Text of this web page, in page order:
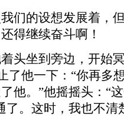
的设想发展着，但
得继续奋斗啊！
坐到旁边，开始冥
了他一下：“你再多
他。”他摇摇头：“
。这时，我也不清